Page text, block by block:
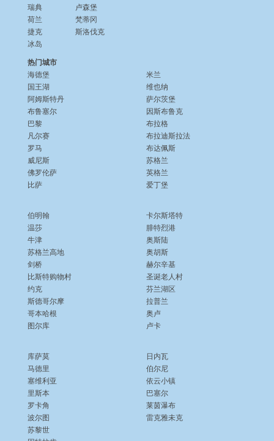
瑞典
荷兰
捷克
冰岛
卢森堡
梵蒂冈
斯洛伐克
热门城市
海德堡
国王湖
阿姆斯特丹
布鲁塞尔
巴黎
凡尔赛
罗马
威尼斯
佛罗伦萨
比萨
米兰
维也纳
萨尔茨堡
因斯布鲁克
布拉格
布拉迪斯拉法
布达佩斯
苏格兰
英格兰
爱丁堡
伯明翰
温莎
牛津
苏格兰高地
剑桥
比斯特购物村
约克
斯德哥尔摩
哥本哈根
图尔库
卡尔斯塔特
腓特烈港
奥斯陆
奥胡斯
赫尔辛基
圣诞老人村
芬兰湖区
拉普兰
奥卢
卢卡
库萨莫
马德里
塞维利亚
里斯本
罗卡角
波尔图
苏黎世
日内瓦
伯尔尼
依云小镇
巴塞尔
莱茵瀑布
雷克雅未克